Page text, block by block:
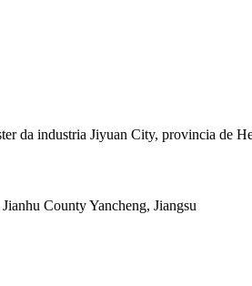
da industria Jiyuan City, provincia de
County Yancheng, Jiangsu